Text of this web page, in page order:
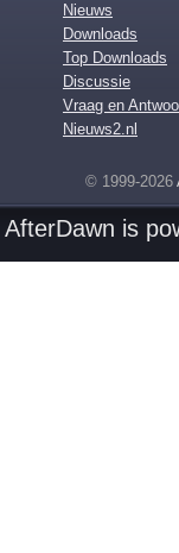
Nieuws
Downloads
Top Downloads
Discussie
Vraag en
Nieuws2.nl
© 1999-2026
AfterDawn is